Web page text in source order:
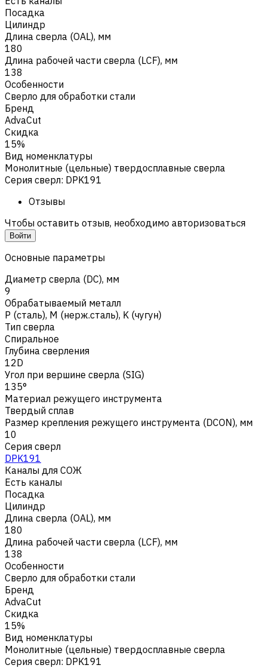
Посадка
Цилиндр
Длина сверла (OAL), мм
180
Длина рабочей части сверла (LCF), мм
138
Особенности
Сверло для обработки стали
Бренд
AdvaCut
Скидка
15%
Вид номенклатуры
Монолитные (цельные) твердосплавные сверла
Серия сверл: DPK191
Отзывы
Чтобы оставить отзыв, необходимо авторизоваться
Войти
Основные параметры
Диаметр сверла (DC), мм
9
Обрабатываемый металл
Р (сталь), M (нерж.сталь), K (чугун)
Тип сверла
Спиральное
Глубина сверления
12D
Угол при вершине сверла (SIG)
135°
Материал режущего инструмента
Твердый сплав
Размер крепления режущего инструмента (DCON), мм
10
Серия сверл
DPK191
Каналы для СОЖ
Есть каналы
Посадка
Цилиндр
Длина сверла (OAL), мм
180
Длина рабочей части сверла (LCF), мм
138
Особенности
Сверло для обработки стали
Бренд
AdvaCut
Скидка
15%
Вид номенклатуры
Монолитные (цельные) твердосплавные сверла
Серия сверл: DPK191